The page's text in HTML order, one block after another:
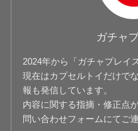
ガチャ
2024年から「ガチャプレイ
現在はカプセルトイだけで
報も発信しています。
内容に関する指摘・修正点
問い合わせフォームにてご